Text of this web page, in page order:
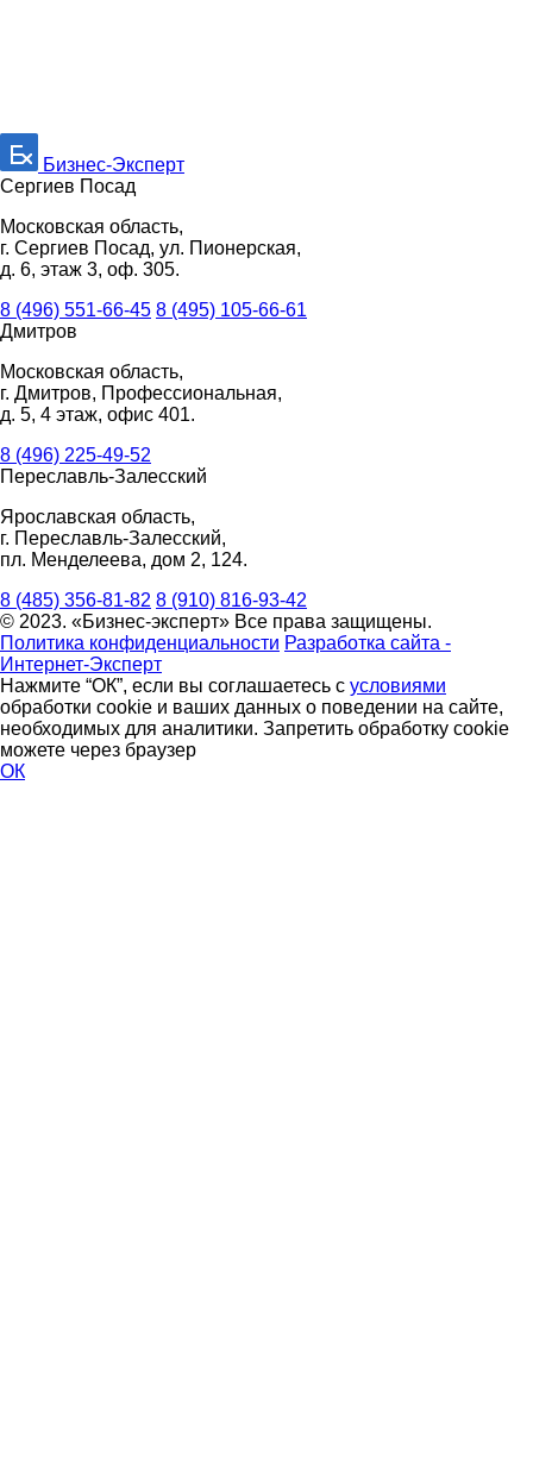
Бизнес-Эксперт
Сергиев Посад
Московская область,
г. Сергиев Посад, ул. Пионерская,
д. 6, этаж 3, оф. 305.
8 (496) 551-66-45 8 (495) 105-66-61
Дмитров
Московская область,
г. Дмитров, Профессиональная,
д. 5, 4 этаж, офис 401.
8 (496) 225-49-52
Переславль-Залесский
Ярославская область,
г. Переславль-Залесский,
пл. Менделеева, дом 2, 124.
8 (485) 356-81-82 8 (910) 816-93-42
© 2023. «Бизнес-эксперт» Все права защищены.
Политика конфиденциальности Разработка сайта -
Интернет-Эксперт
Нажмите “ОК”, если вы соглашаетесь с условиями
обработки cookie и ваших данных о поведении на сайте,
необходимых для аналитики. Запретить обработку cookie
можете через браузер
ОК